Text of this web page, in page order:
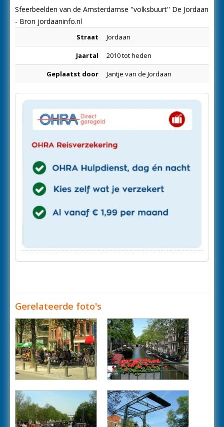
Sfeerbeelden van de Amsterdamse ''volksbuurt'' De Jordaan
- Bron jordaaninfo.nl
Straat Jordaan
Jaartal 2010 tot heden
Geplaatst door Jantje van de Jordaan
Gerelateerde foto's